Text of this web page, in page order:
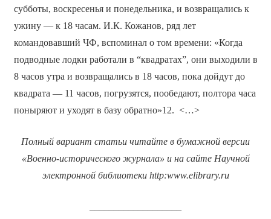
субботы, воскресенья и понедельника, и возвращались к
ужину — к 18 часам. И.К. Кожанов, ряд лет
командовавший ЧФ, вспоминал о том времени: «Когда
подводные лодки работали в “квадратах”, они выходили в
8 часов утра и возвращались в 18 часов, пока дойдут до
квадрата — 11 часов, погрузятся, пообедают, полтора часа
поныряют и уходят в базу обратно»12. <…>
Полный вариант статьи читайте в бумажной версии
«Военно-исторического журнала» и на сайте Научной
электронной библиотеки http:www.elibrary.ru